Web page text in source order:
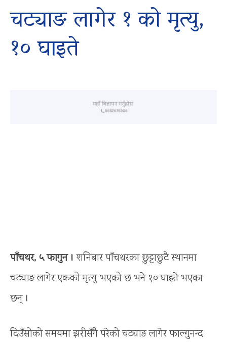
चट्याङ लागेर १ को मृत्यु,
१० घाइते
पाँचथर, ५ फागुन । शनिबार पाँचथरका छुट्टाछुटै स्थानमा
चट्याङ लागेर एकको मृत्यु भएको छ भने १० घाइते भएका
छन् ।
दिउँसोको समयमा झरीसँगै परेको चट्याङ लागेर फाल्गुनन्द